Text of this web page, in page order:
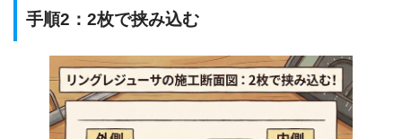
手順2：2枚で挟み込む